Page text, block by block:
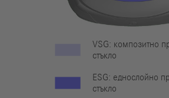
VSG: композитно
стъкло
ESG: еднослойно
стъкло